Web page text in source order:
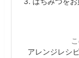
アレンジレシ